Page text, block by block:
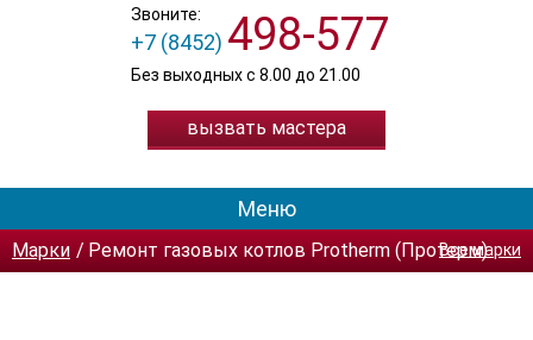
Звоните:
+7 (8452) 498-577
Без выходных с 8.00 до 21.00
вызвать мастера
Меню
Марки Ремонт газовых котлов Protherm (Протерм)
Все марки